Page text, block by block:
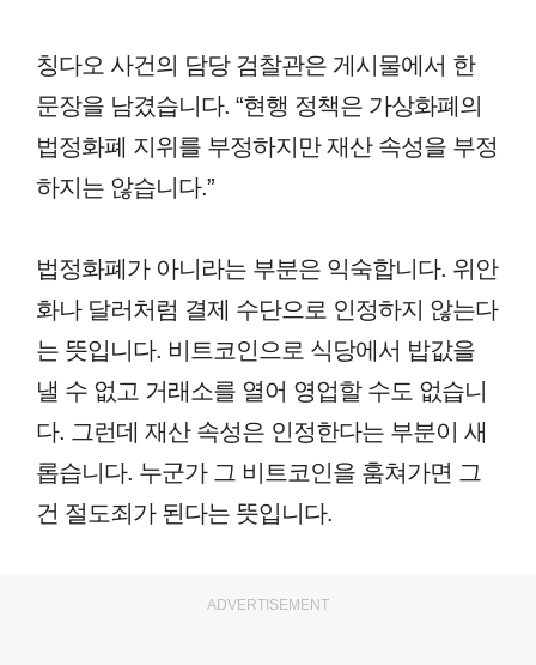
칭다오 사건의 담당 검찰관은 게시물에서 한
문장을 남겼습니다. “현행 정책은 가상화폐의
법정화폐 지위를 부정하지만 재산 속성을 부정
하지는 않습니다.”
법정화폐가 아니라는 부분은 익숙합니다. 위안
화나 달러처럼 결제 수단으로 인정하지 않는다
는 뜻입니다. 비트코인으로 식당에서 밥값을
낼 수 없고 거래소를 열어 영업할 수도 없습니
다. 그런데 재산 속성은 인정한다는 부분이 새
롭습니다. 누군가 그 비트코인을 훔쳐가면 그
건 절도죄가 된다는 뜻입니다.
ADVERTISEMENT